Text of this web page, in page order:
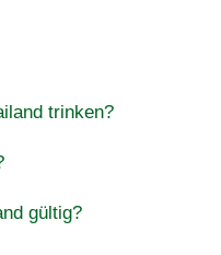
trinken?
gültig?